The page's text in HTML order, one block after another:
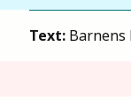
Text: Barnens